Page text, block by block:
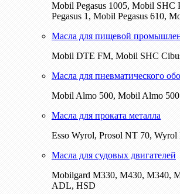
Mobil Pegasus 1005, Mobil SHC
Pegasus 1, Mobil Pegasus 610,
Масла для пищевой
Mobil DTE FM, Mobil SHC
Масла для пневматического
Mobil Almo 500, Mobil Almo 500
Масла для проката металла
Esso Wyrol, Prosol NT 70, Wyrol
Масла для судовых двигателей
Mobilgard M330, M430, M340,
ADL, HSD